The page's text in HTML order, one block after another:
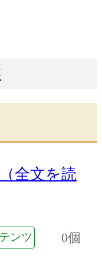
（全文を読
ンツ 0個